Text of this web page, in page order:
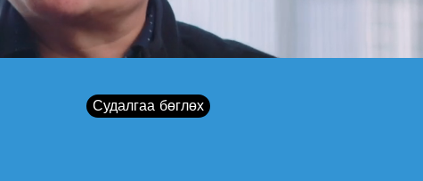
Судалгаа бөглөх